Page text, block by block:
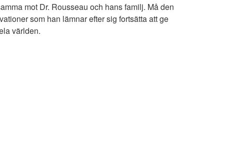
mot Dr. Rousseau och hans familj. Må den
som han lämnar efter sig fortsätta att ge
världen.